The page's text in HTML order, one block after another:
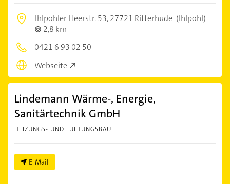
Ihlpohler Heerstr. 53,27721 Ritterhude (Ihlpohl)
2,8 km
0421 6 93 02 50
Webseite
Lindemann Wärme-, Energie,
Sanitärtechnik GmbH
HEIZUNGS- UND LÜFTUNGSBAU
E-Mail